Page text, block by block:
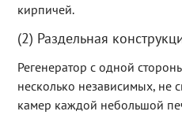
кирпичей.
(2) Раздельная
Регенератор с одной
несколько независимых, не
камер каждой небольшой